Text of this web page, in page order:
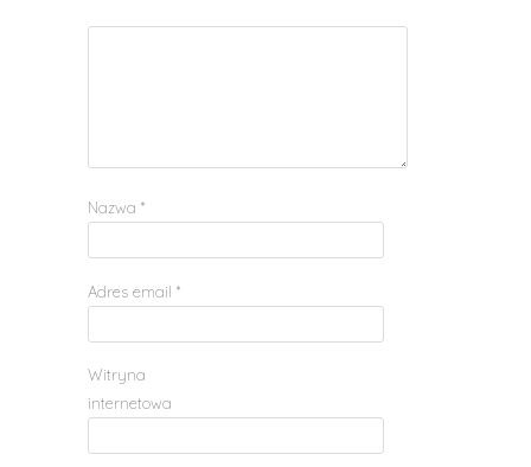
Nazwa *
Adres email *
Witryna
internetowa